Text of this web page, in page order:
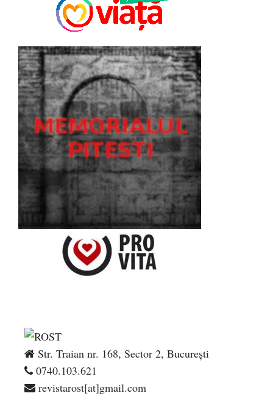
Str. Traian nr. 168, Sector 2, București
0740.103.621
revistarost[at]gmail.com